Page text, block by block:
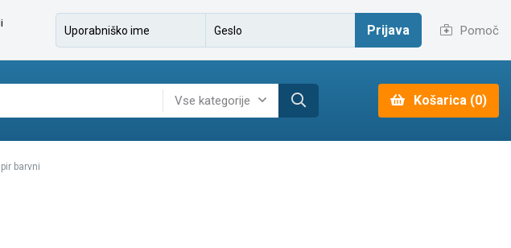
Prijava Pomoč
Vse kategorije Košarica (0)
barvni